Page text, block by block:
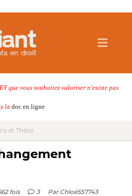
que vous souhaitez valoriser n'existe pas
la doc en ligne
et Thèse
fois 3 Par Chloé557743